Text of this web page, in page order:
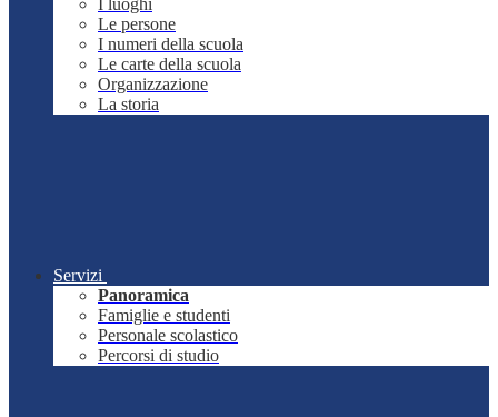
I luoghi
Le persone
I numeri della scuola
Le carte della scuola
Organizzazione
La storia
Servizi
Panoramica
Famiglie e studenti
Personale scolastico
Percorsi di studio